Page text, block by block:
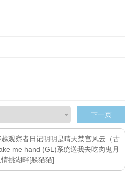
下一页
越观察者日记明明是晴天禁宫风云（古
me hand (GL)系统送我去吃肉鬼月
情挑湖畔[躲猫猫]